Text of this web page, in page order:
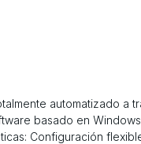
automatizado a
basado en
Configuración